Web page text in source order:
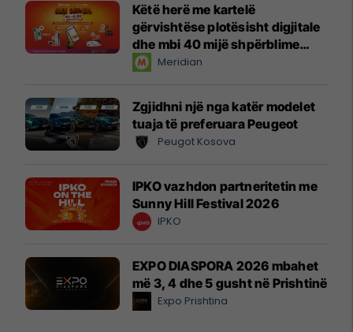
Këtë herë me kartelë
gërvishtëse plotësisht digjitale
dhe mbi 40 mijë shpërblime
instant!Meridian
Zgjidhni një nga katër modelet
tuaja të preferuara Peugeot
Peugot Kosova
IPKO vazhdon partneritetin me
Sunny Hill Festival 2026
IPKO
EXPO DIASPORA 2026 mbahet
më 3, 4 dhe 5 gusht në Prishtinë
Expo Prishtina